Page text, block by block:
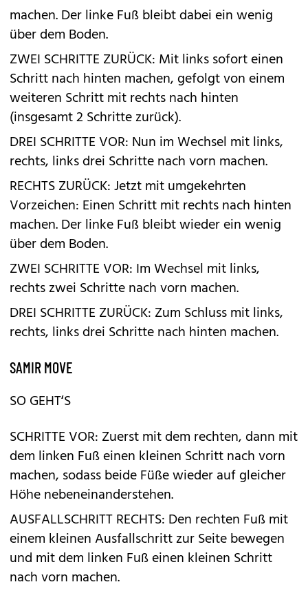
machen. Der linke Fuß bleibt dabei ein wenig
über dem Boden.
ZWEI SCHRITTE ZURÜCK: Mit links sofort einen
Schritt nach hinten machen, gefolgt von einem
weiteren Schritt mit rechts nach hinten
(insgesamt 2 Schritte zurück).
DREI SCHRITTE VOR: Nun im Wechsel mit links,
rechts, links drei Schritte nach vorn machen.
RECHTS ZURÜCK: Jetzt mit umgekehrten
Vorzeichen: Einen Schritt mit rechts nach hinten
machen. Der linke Fuß bleibt wieder ein wenig
über dem Boden.
ZWEI SCHRITTE VOR: Im Wechsel mit links,
rechts zwei Schritte nach vorn machen.
DREI SCHRITTE ZURÜCK: Zum Schluss mit links,
rechts, links drei Schritte nach hinten machen.
SAMIR MOVE
SO GEHT‘S
SCHRITTE VOR: Zuerst mit dem rechten, dann mit
dem linken Fuß einen kleinen Schritt nach vorn
machen, sodass beide Füße wieder auf gleicher
Höhe nebeneinanderstehen.
AUSFALLSCHRITT RECHTS: Den rechten Fuß mit
einem kleinen Ausfallschritt zur Seite bewegen
und mit dem linken Fuß einen kleinen Schritt
nach vorn machen.